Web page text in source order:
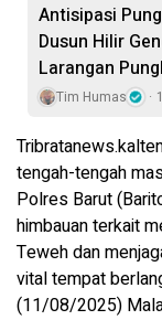
Antisipasi
Dusun Hilir
Larangan
Tim Humas
tengah-tengah
Polres Barut
himbauan terkait
Teweh dan
vital tempat
(11/08/2025)